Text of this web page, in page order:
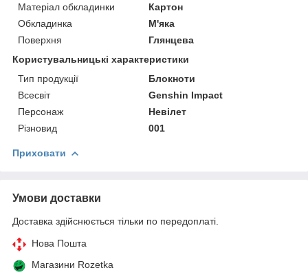
Матеріал обкладинки
Картон
Обкладинка
М'яка
Поверхня
Глянцева
Користувальницькі характеристики
Тип продукції
Блокноти
Всесвіт
Genshin Impact
Персонаж
Невілет
Різновид
001
Приховати
Умови доставки
Доставка здійснюється тільки по передоплаті.
Нова Пошта
Магазини Rozetka